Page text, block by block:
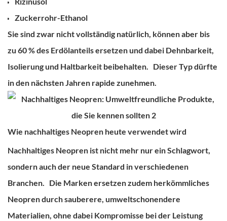
Zuckerrohr-Ethanol
Sie sind zwar nicht vollständig natürlich, können aber bis
zu 60 % des Erdölanteils ersetzen und dabei Dehnbarkeit,
Isolierung und Haltbarkeit beibehalten. Dieser Typ dürfte
in den nächsten Jahren rapide zunehmen.
Wie nachhaltiges Neopren heute verwendet wird
Nachhaltiges Neopren ist nicht mehr nur ein Schlagwort,
sondern auch der neue Standard in verschiedenen
Branchen. Die Marken ersetzen zudem herkömmliches
Neopren durch sauberere, umweltschonendere
Materialien, ohne dabei Kompromisse bei der Leistung